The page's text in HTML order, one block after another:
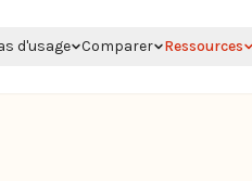
d'usage Comparer Ressources